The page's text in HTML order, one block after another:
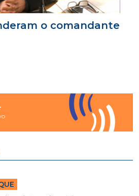
o comandante